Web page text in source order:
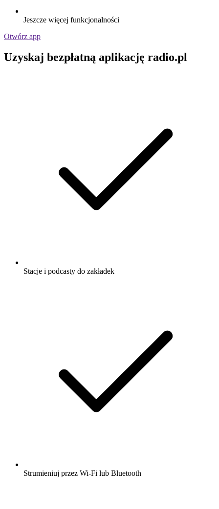
Jeszcze więcej funkcjonalności
Otwórz app
Uzyskaj bezpłatną aplikację radio.pl
Stacje i podcasty do zakładek
Strumieniuj przez Wi-Fi lub Bluetooth